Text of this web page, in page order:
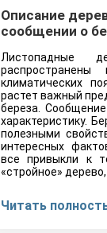
Описание
сообщении о
Листопадные
климатических
растет важный
береза.
характеристику.
полезными
интересных
все привыкли к
«стройное»
Читать